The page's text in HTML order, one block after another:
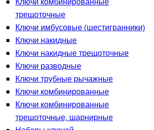
трещоточные
Ключи имбусовые (шестигранники)
Ключи накидные
Ключи накидные трещоточные
Ключи разводные
Ключи трубные рычажные
Ключи комбинированные
Ключи комбинированные
трещоточные, шарнирные